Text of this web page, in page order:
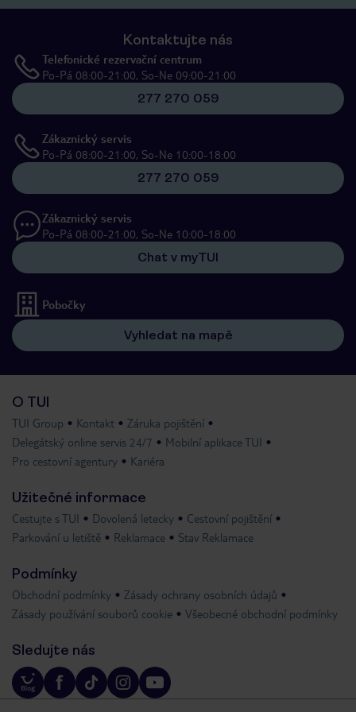
Kontaktujte nás
Telefonické rezervační centrum
Po-Pá 08:00-21:00, So-Ne 09:00-21:00
277 270 059
Zákaznický servis
Po-Pá 08:00-21:00, So-Ne 10:00-18:00
277 270 059
Zákaznický servis
Po-Pá 08:00-21:00, So-Ne 10:00-18:00
Chat v myTUI
Pobočky
Vyhledat na mapě
O TUI
TUI Group Kontakt
Záruka pojištění
Delegátský online servis 24/7
Mobilní aplikace TUI
Pro cestovní agentury
Kariéra
Užitečné informace
Cestujte s TUI Dovolená letecky
Cestovní pojištění
Parkování u letiště
Reklamace Stav Reklamace
Podmínky
Obchodní podmínky
Zásady ochrany osobních údajů
Zásady používání souborů cookie
Všeobecné obchodní podmínky
Sledujte nás